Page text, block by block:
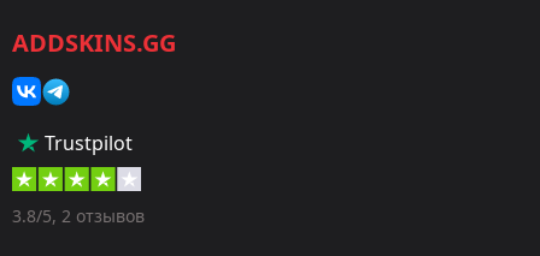
Категория:
Скины
Пистолеты-пулемёты
Оружие:
ADDSKINS.GG
Trustpilot
3.8/5, 2 отзывов